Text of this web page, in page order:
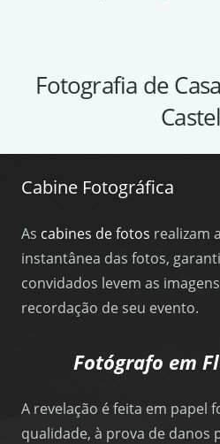
Fotografia de
Cabine Fotográfica
As cabines de fotos realizam
instantânea das fotos,
convidados levem as
recordação de seu evento.
Fotógrafo em
A revelação é feita em papel
qualidade, à prova de danos